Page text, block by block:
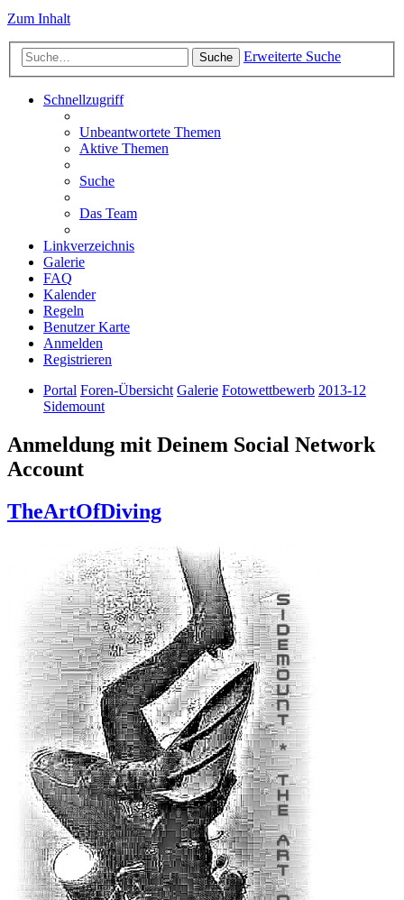
Zum Inhalt
Suche Erweiterte Suche
Schnellzugriff
Unbeantwortete Themen
Aktive Themen
Suche
Das Team
Linkverzeichnis
Galerie
FAQ
Kalender
Regeln
Benutzer Karte
Anmelden
Registrieren
Portal Foren-Übersicht Galerie Fotowettbewerb 2013-12
Sidemount
Anmeldung mit Deinem Social Network
Account
TheArtOfDiving